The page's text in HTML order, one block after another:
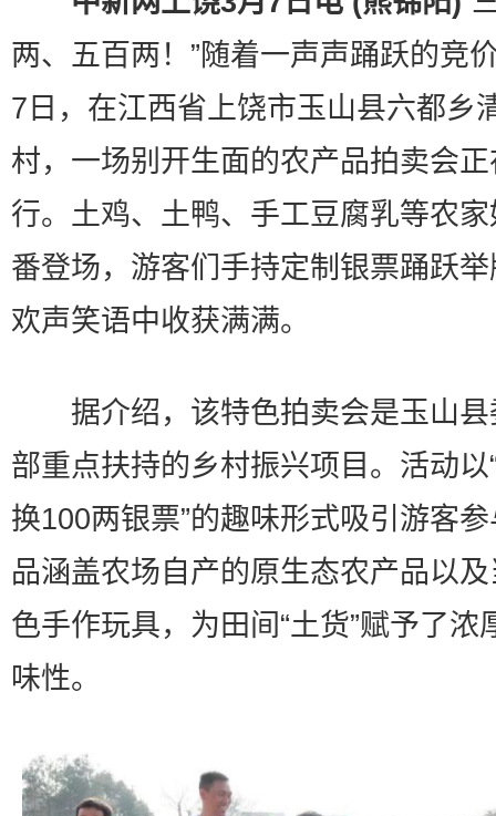
两、五百两！”随着一声声踊跃的竞
7日，在江西省上饶市玉山县六都乡
村，一场别开生面的农产品拍卖会
行。土鸡、土鸭、手工豆腐乳等农
番登场，游客们手持定制银票踊跃
欢声笑语中收获满满。
据介绍，该特色拍卖会是玉山县
部重点扶持的乡村振兴项目。活动以
换100两银票”的趣味形式吸引游客
品涵盖农场自产的原生态农产品以
色手作玩具，为田间“土货”赋予了浓
味性。